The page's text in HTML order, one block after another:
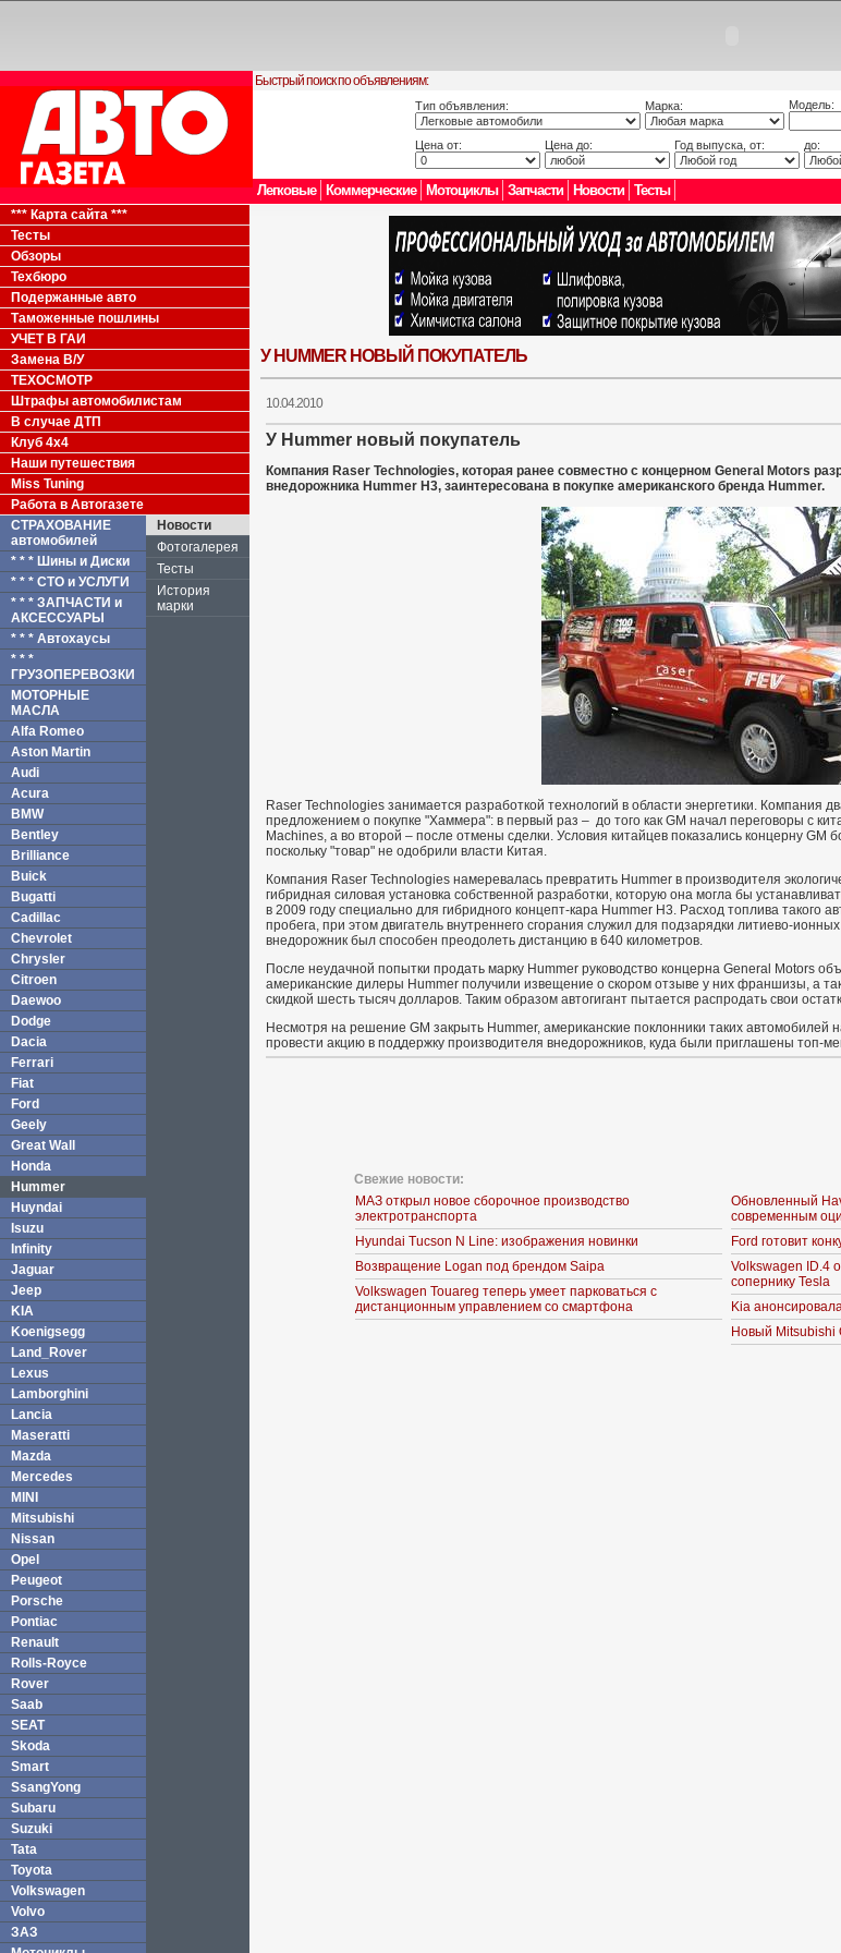
Быстрый поиск по объявлениям:
Тип объявления: Марка: Модель:
Цена от: Цена до: Год выпуска, от: до:
Легковые Коммерческие Мотоциклы Запчасти Новости Тесты
*** Карта сайта ***
Тесты
Обзоры
Техбюро
Подержанные авто
Таможенные пошлины
УЧЕТ В ГАИ
Замена В/У
ТЕХОСМОТР
Штрафы автомобилистам
В случае ДТП
Клуб 4x4
Наши путешествия
Miss Tuning
Работа в Автогазете
СТРАХОВАНИЕ
автомобилей
* * * Шины и Диски
* * * СТО и УСЛУГИ
* * * ЗАПЧАСТИ и
АКСЕССУАРЫ
* * * Автохаусы
* * *
ГРУЗОПЕРЕВОЗКИ
МОТОРНЫЕ
МАСЛА
Alfa Romeo
Aston Martin
Audi
Acura
BMW
Bentley
Brilliance
Buick
Bugatti
Cadillac
Chevrolet
Chrysler
Citroen
Daewoo
Dodge
Dacia
Ferrari
Fiat
Ford
Geely
Great Wall
Honda
Hummer
Huyndai
Isuzu
Infinity
Jaguar
Jeep
KIA
Koenigsegg
Land_Rover
Lexus
Lamborghini
Lancia
Maseratti
Mazda
Mercedes
MINI
Mitsubishi
Nissan
Opel
Peugeot
Porsche
Pontiac
Renault
Rolls-Royce
Rover
Saab
SEAT
Skoda
Smart
SsangYong
Subaru
Suzuki
Tata
Toyota
Volkswagen
Volvo
ЗАЗ
Новости
Фотогалерея
Тесты
История
марки
У HUMMER НОВЫЙ ПОКУПАТЕЛЬ
10.04.2010
У Hummer новый покупатель
Компания Raser Technologies, которая ранее совместно с концерном General Motors
внедорожника Hummer H3, заинтересована в покупке американского бренда Hummer.
Raser Technologies занимается разработкой технологий в области энергетики. Компания
предложением о покупке "Хаммера": в первый раз – до того как GM начал переговоры с
Machines, а во второй – после отмены сделки. Условия китайцев показались концерну
поскольку "товар" не одобрили власти Китая.
Компания Raser Technologies намеревалась превратить Hummer в производителя
гибридная силовая установка собственной разработки, которую она могла бы
в 2009 году специально для гибридного концепт-кара Hummer H3. Расход топлива такого
пробега, при этом двигатель внутреннего сгорания служил для подзарядки литиево-
внедорожник был способен преодолеть дистанцию в 640 километров.
После неудачной попытки продать марку Hummer руководство концерна General Motors
американские дилеры Hummer получили извещение о скором отзыве у них франшизы, а
скидкой шесть тысяч долларов. Таким образом автогигант пытается распродать свои
Несмотря на решение GM закрыть Hummer, американские поклонники таких автомобилей
провести акцию в поддержку производителя внедорожников, куда были приглашены топ-
Свежие новости:
МАЗ открыл новое сборочное производство
электротранспорта
Hyundai Tucson N Line: изображения новинки
Возвращение Logan под брендом Saipa
Volkswagen Touareg теперь умеет парковаться с
дистанционным управлением со смартфона
Обновленный
современным
Ford готовит
Volkswagen ID.4
сопернику Tesla
Kia
Новый Mitsubishi